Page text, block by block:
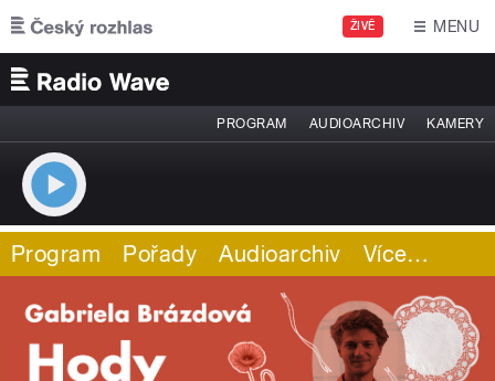
Přejít k hlavnímu obsahu
ŽIVĚ MENU
PROGRAM AUDIOARCHIV KAMERY
Program Pořady Audioarchiv Více…